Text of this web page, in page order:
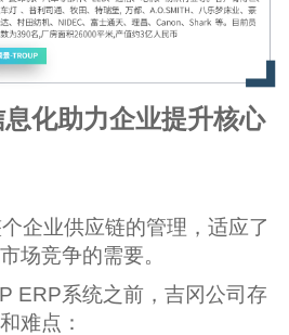
化助力企业提升核心
企业供应链的管理，适应了
场竞争的需要。
ERP系统之前，吉冈公司存
难点：